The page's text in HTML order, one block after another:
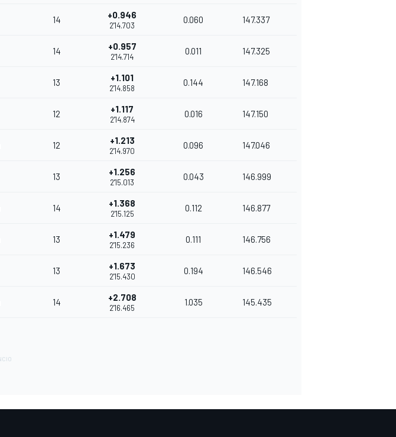
14 +0.946
2'14.703
0.060 147.337
14 +0.957
2'14.714
0.011 147.325
13 +1.101
2'14.858
0.144 147.168
12 +1.117
2'14.874
0.016 147.150
12 +1.213
2'14.970
0.096 147.046
13 +1.256
2'15.013
0.043 146.999
14 +1.368
2'15.125
0.112 146.877
13 +1.479
2'15.236
0.111 146.756
13 +1.673
2'15.430
0.194 146.546
14 +2.708
2'16.465
1.035 145.435